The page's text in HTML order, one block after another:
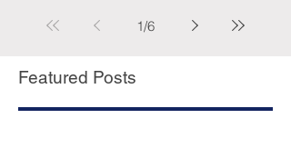
1/6
Featured Posts